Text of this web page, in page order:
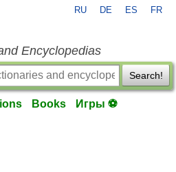
RU DE ES FR
Encyclopedias
Search!
Books Игры ⚽